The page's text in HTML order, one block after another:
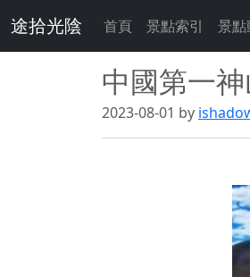
途拾光陰 首頁 景點索引 景點
中國第一
2023-08-01 by